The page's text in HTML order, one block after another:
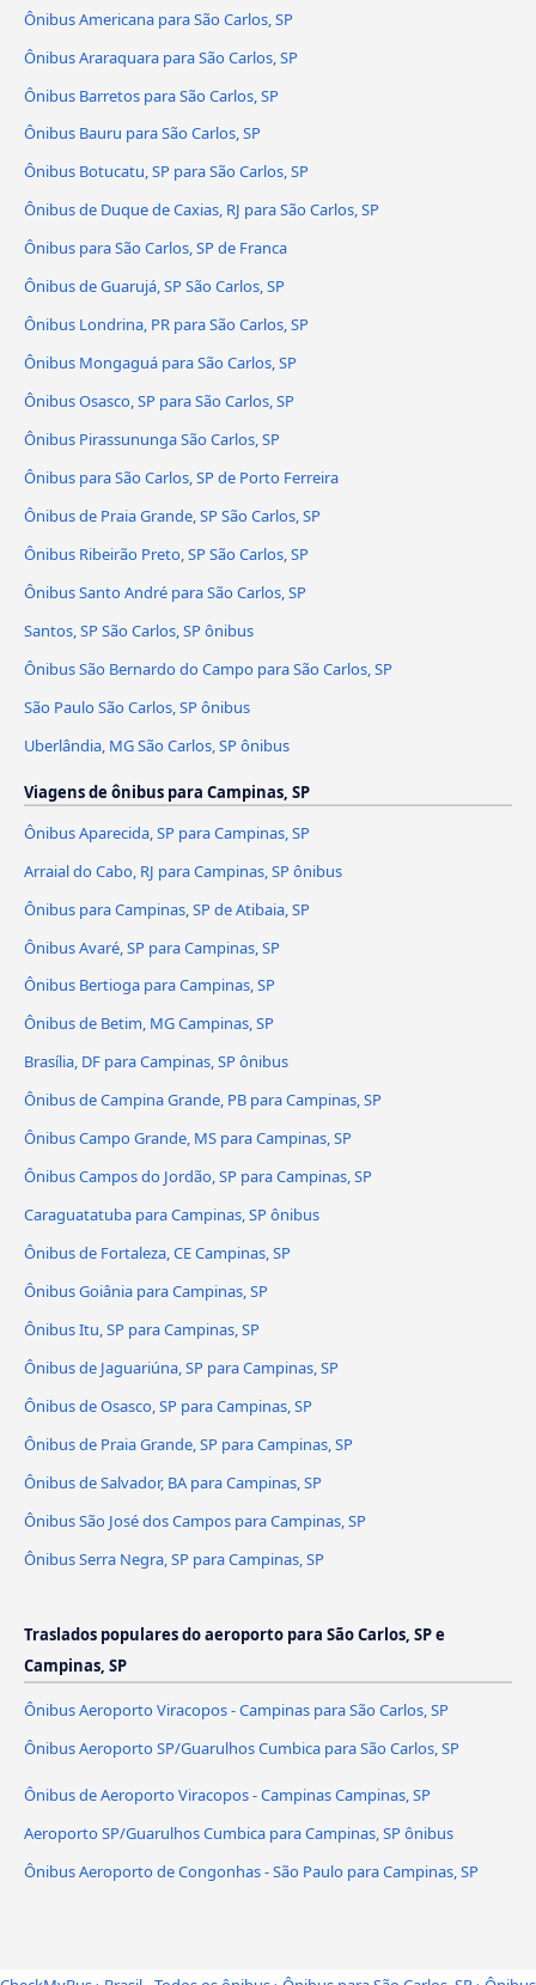
Ônibus Americana para São Carlos, SP
Ônibus Araraquara para São Carlos, SP
Ônibus Barretos para São Carlos, SP
Ônibus Bauru para São Carlos, SP
Ônibus Botucatu, SP para São Carlos, SP
Ônibus de Duque de Caxias, RJ para São Carlos, SP
Ônibus para São Carlos, SP de Franca
Ônibus de Guarujá, SP São Carlos, SP
Ônibus Londrina, PR para São Carlos, SP
Ônibus Mongaguá para São Carlos, SP
Ônibus Osasco, SP para São Carlos, SP
Ônibus Pirassununga São Carlos, SP
Ônibus para São Carlos, SP de Porto Ferreira
Ônibus de Praia Grande, SP São Carlos, SP
Ônibus Ribeirão Preto, SP São Carlos, SP
Ônibus Santo André para São Carlos, SP
Santos, SP São Carlos, SP ônibus
Ônibus São Bernardo do Campo para São Carlos, SP
São Paulo São Carlos, SP ônibus
Uberlândia, MG São Carlos, SP ônibus
Viagens de ônibus para Campinas, SP
Ônibus Aparecida, SP para Campinas, SP
Arraial do Cabo, RJ para Campinas, SP ônibus
Ônibus para Campinas, SP de Atibaia, SP
Ônibus Avaré, SP para Campinas, SP
Ônibus Bertioga para Campinas, SP
Ônibus de Betim, MG Campinas, SP
Brasília, DF para Campinas, SP ônibus
Ônibus de Campina Grande, PB para Campinas, SP
Ônibus Campo Grande, MS para Campinas, SP
Ônibus Campos do Jordão, SP para Campinas, SP
Caraguatatuba para Campinas, SP ônibus
Ônibus de Fortaleza, CE Campinas, SP
Ônibus Goiânia para Campinas, SP
Ônibus Itu, SP para Campinas, SP
Ônibus de Jaguariúna, SP para Campinas, SP
Ônibus de Osasco, SP para Campinas, SP
Ônibus de Praia Grande, SP para Campinas, SP
Ônibus de Salvador, BA para Campinas, SP
Ônibus São José dos Campos para Campinas, SP
Ônibus Serra Negra, SP para Campinas, SP
Traslados populares do aeroporto para São Carlos, SP e
Campinas, SP
Ônibus Aeroporto Viracopos - Campinas para São Carlos, SP
Ônibus Aeroporto SP/Guarulhos Cumbica para São Carlos, SP
Ônibus de Aeroporto Viracopos - Campinas Campinas, SP
Aeroporto SP/Guarulhos Cumbica para Campinas, SP ônibus
Ônibus Aeroporto de Congonhas - São Paulo para Campinas, SP